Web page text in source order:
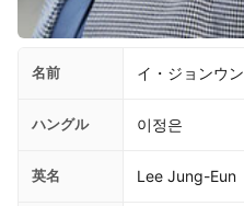
名前 イ・ジョンウン
ハングル 이정은
英名 Lee Jung-Eun